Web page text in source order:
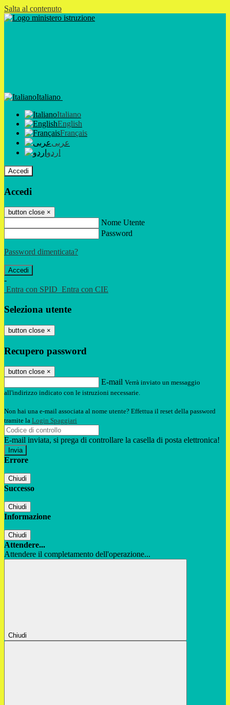
Salta al contenuto
Italiano
Italiano
English
Français
عربى
اردو
Accedi
Accedi
button close ×
Nome Utente
Password
Password dimenticata?
-
Entra con SPID Entra con CIE
Seleziona utente
button close ×
Recupero password
button close ×
E-mail Verrà inviato un messaggio
all'indirizzo indicato con le istruzioni necessarie.
Non hai una e-mail associata al nome utente? Effettua il reset della password
tramite la Login Spaggiari
E-mail inviata, si prega di controllare la casella di posta elettronica!
Errore
Chiudi
Successo
Chiudi
Informazione
Chiudi
Attendere...
Attendere il completamento dell'operazione...
Chiudi